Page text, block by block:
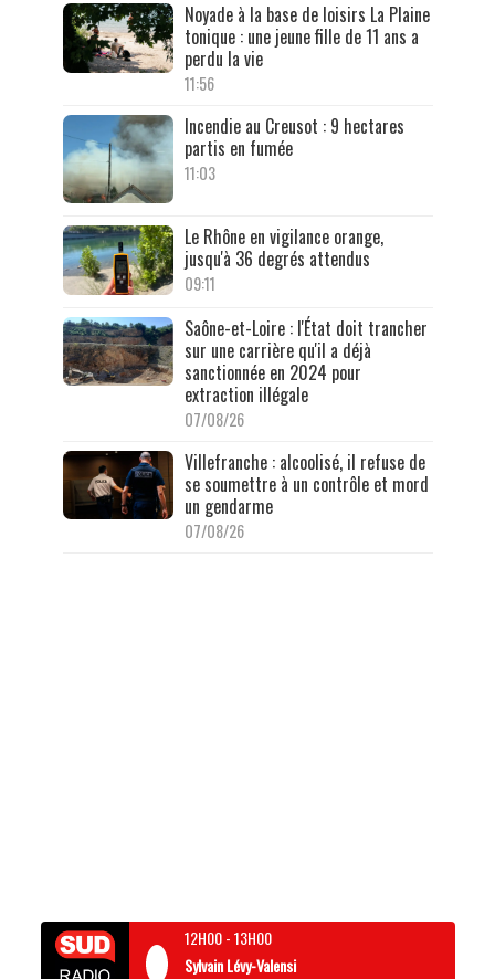
Noyade à la base de loisirs La Plaine
tonique : une jeune fille de 11 ans a
perdu la vie
11:56
Incendie au Creusot : 9 hectares
partis en fumée
11:03
Le Rhône en vigilance orange,
jusqu'à 36 degrés attendus
09:11
Saône-et-Loire : l'État doit trancher
sur une carrière qu'il a déjà
sanctionnée en 2024 pour
extraction illégale
07/08/26
Villefranche : alcoolisé, il refuse de
se soumettre à un contrôle et mord
un gendarme
07/08/26
12H00-13H00
Sylvain Lévy-Valensi